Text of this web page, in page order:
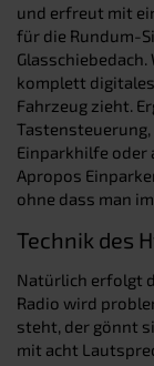
und erfreut mit
für die Rundum-
komplett
Fahrzeug zieht.
Einparkhilfe oder
Apropos
ohne dass man
Technik des
Natürlich erfolgt
Radio wird
steht, der gönnt
mit acht